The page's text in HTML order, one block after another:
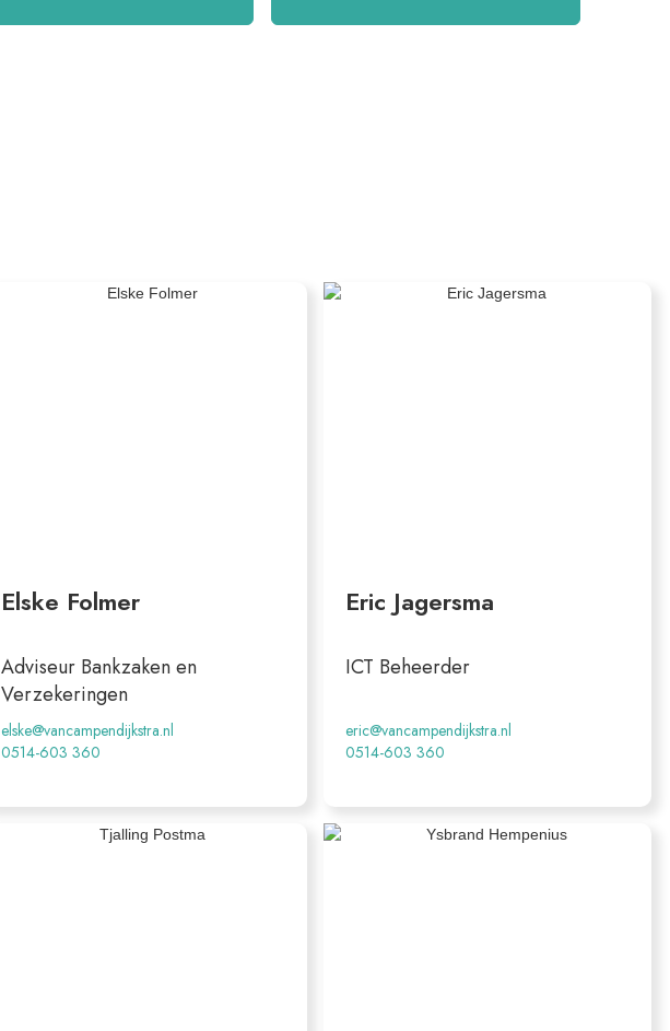
Elske Folmer
Adviseur Bankzaken en
Verzekeringen
elske@vancampendijkstra.nl
0514-603 360
Eric Jagersma
ICT Beheerder
eric@vancampendijkstra.nl
0514-603 360